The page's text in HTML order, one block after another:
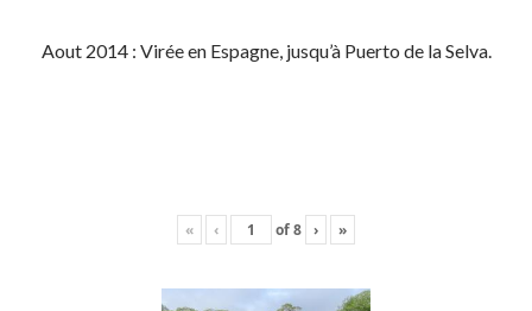
Aout 2014 : Virée en Espagne, jusqu’à Puerto de la Selva.
« ‹ of8 › »